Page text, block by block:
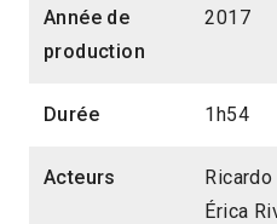
Année de
production
2017
Durée 1h54
Acteurs
Érica